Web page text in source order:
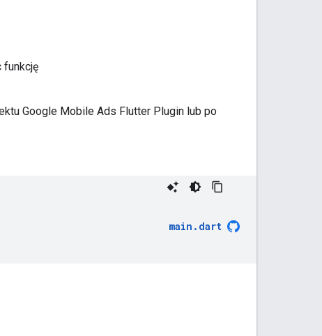
funkcję
Google Mobile Ads Flutter Plugin lub po
main . dart